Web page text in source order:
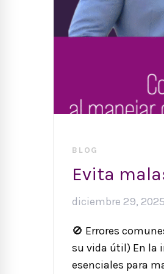
BLOG
Evita
diciembre 29, 2025
🚫 Errores
su vida útil) En la
esenciales para